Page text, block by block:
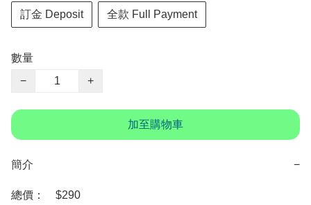
訂金 Deposit 全款 Full Payment
數量
−
+
加至購物車
簡介 −
總價：　$290